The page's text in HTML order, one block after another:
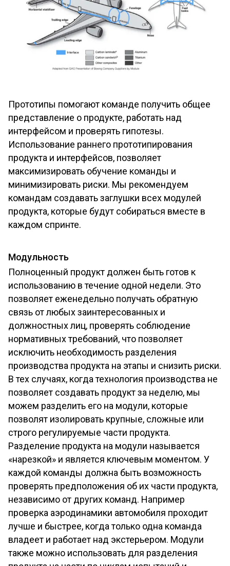
Прототипы помогают команде получить общее
представление о продукте, работать над
интерфейсом и проверять гипотезы.
Использование раннего прототипирования
продукта и интерфейсов, позволяет
максимизировать обучение команды и
минимизировать риски. Мы рекомендуем
командам создавать заглушки всех модулей
продукта, которые будут собираться вместе в
каждом спринте.
Модульность
Полноценный продукт должен быть готов к
использованию в течение одной недели. Это
позволяет еженедельно получать обратную
связь от любых заинтересованных и
должностных лиц, проверять соблюдение
нормативных требований, что позволяет
исключить необходимость разделения
производства продукта на этапы и снизить риски.
В тех случаях, когда технология производства не
позволяет создавать продукт за неделю, мы
можем разделить его на модули, которые
позволят изолировать крупные, сложные или
строго регулируемые части продукта.
Разделение продукта на модули называется
«нарезкой» и является ключевым моментом. У
каждой команды должна быть возможность
проверять предположения об их части продукта,
независимо от других команд. Например
проверка аэродинамики автомобиля проходит
лучше и быстрее, когда только одна команда
владеет и работает над экстерьером. Модули
также можно использовать для разделения